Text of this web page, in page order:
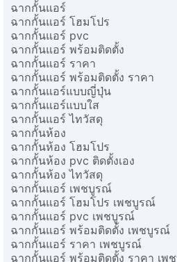
ฉากกั้นแอร์
ฉากกั้นแอร์ โฮมโปร
ฉากกั้นแอร์ pvc
ฉากกั้นแอร์ พร้อมติดตั้ง
ฉากกั้นแอร์ ราคา
ฉากกั้นแอร์ พร้อมติดตั้ง ราคา
ฉากกั้นแอร์แบบญี่ปุ่น
ฉากกั้นแอร์แบบใส
ฉากกั้นแอร์ ไทวัสดุ
ฉากกั้นห้อง
ฉากกั้นห้อง โฮมโปร
ฉากกั้นห้อง pvc ติดตั้งเอง
ฉากกั้นห้อง ไทวัสดุ
ฉากกั้นแอร์ เพชบูรณ์
ฉากกั้นแอร์ โฮมโปร เพชบูรณ์
ฉากกั้นแอร์ pvc เพชบูรณ์
ฉากกั้นแอร์ พร้อมติดตั้ง เพชบูรณ์
ฉากกั้นแอร์ ราคา เพชบูรณ์
ฉากกั้นแอร์ พร้อมติดตั้ง ราคา เพ